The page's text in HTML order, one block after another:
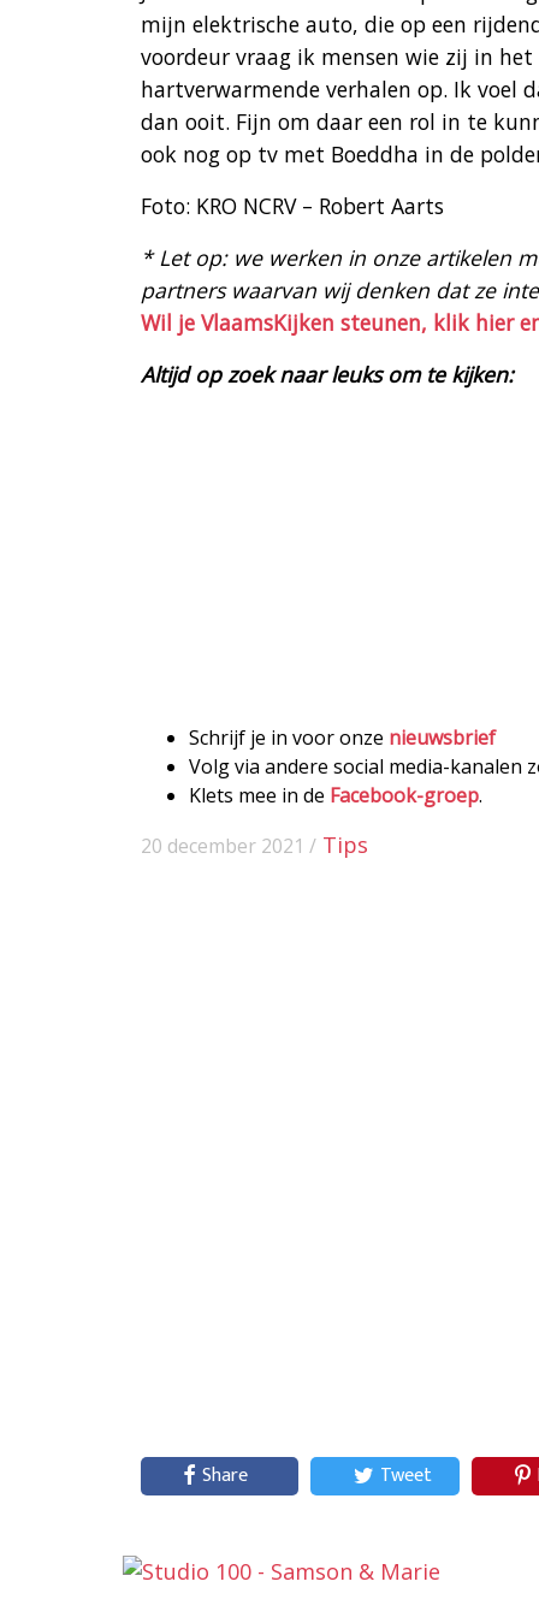
mijn elektrische auto, die op een
voordeur vraag ik mensen wie zij in
hartverwarmende verhalen op. Ik voel
dan ooit. Fijn om daar een rol in te
ook nog op tv met Boeddha in de
Foto: KRO NCRV – Robert Aarts
* Let op: we werken in onze artikelen
partners waarvan wij denken dat ze
Wil je VlaamsKijken steunen, klik hier
Altijd op zoek naar leuks om te kijken:
Schrijf je in voor onze nieuwsbrief
Volg via andere social media-kanalen
Klets mee in de Facebook-groep.
20 december 2021 / Tips
Share Tweet